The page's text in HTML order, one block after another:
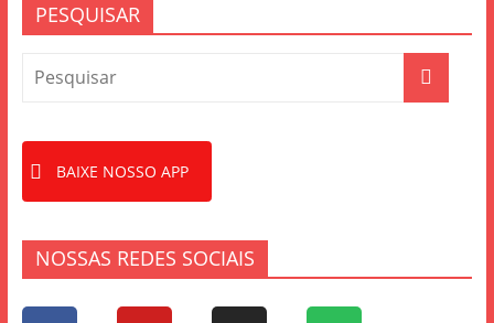
PESQUISAR
BAIXE NOSSO APP
NOSSAS REDES SOCIAIS